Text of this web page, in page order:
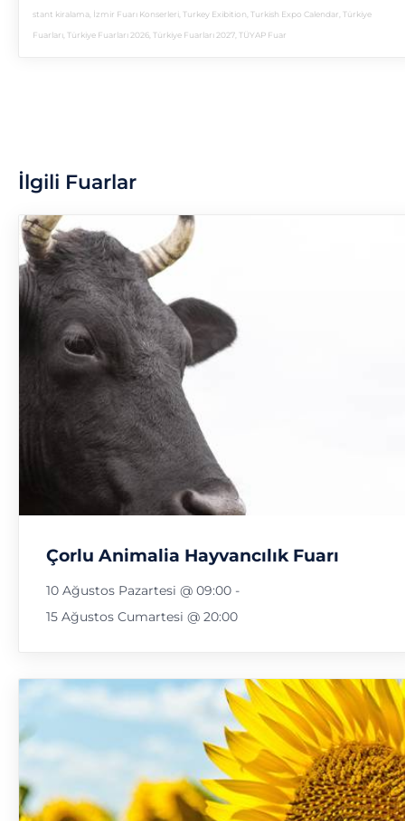
stant kiralama, İzmir Fuarı Konserleri, Turkey Exibition, Turkish Expo Calendar, Türkiye
Fuarları, Türkiye Fuarları 2026, Türkiye Fuarları 2027, TÜYAP Fuar
İlgili Fuarlar
Çorlu Animalia Hayvancılık Fuarı
10 Ağustos Pazartesi @ 09:00 -
15 Ağustos Cumartesi @ 20:00